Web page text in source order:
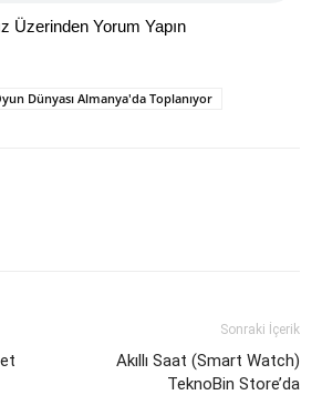
Üzerinden Yorum Yapın
Dünyası Almanya'da Toplanıyor
Sonraki İçerik
Akıllı Saat (Smart Watch)
TeknoBin Store’da